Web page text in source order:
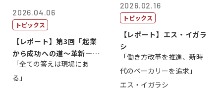
2026.04.06
トピックス
【レポート】第3回「起業
から成功への道～革新―挑
戦の先にある...
「全ての答えは現場にあ
る」
2026.02.16
トピックス
【レポート】エス・イガラ
シ
「働き方改革を推進、新時
代のベーカリーを追求」
エス・イガラシ